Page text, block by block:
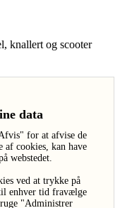
knallert og scooter
data
for at afvise de
af cookies, kan have
webstedet.
ved at trykke på
enhver tid fravælge
"Administrer